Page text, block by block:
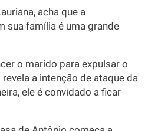
acha que a
sua família é uma grande
o marido para expulsar o
a intenção de ataque da
ele é convidado a ficar